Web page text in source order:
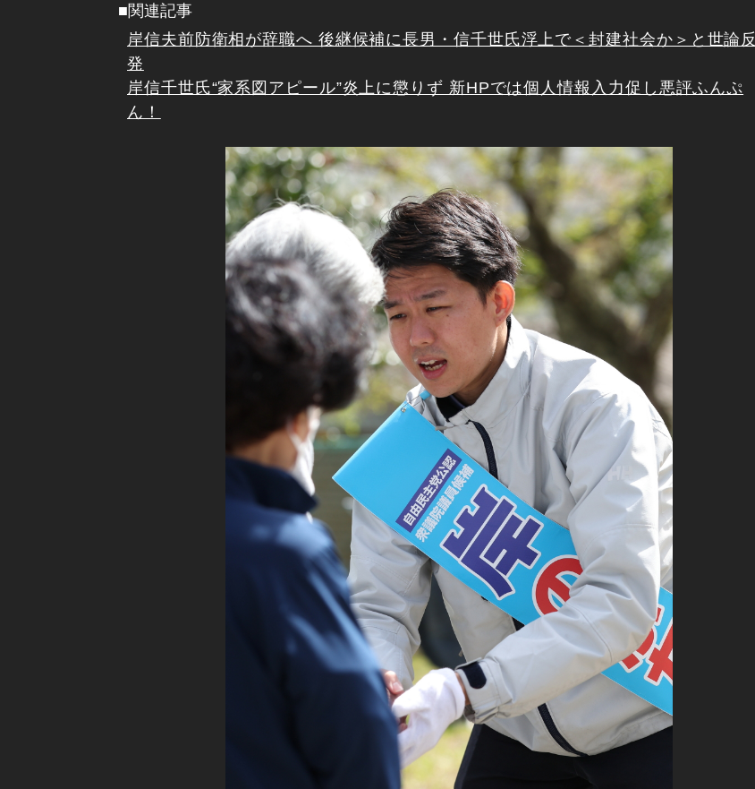
■関連記事
岸信夫前防衛相が辞職へ 後継候補に長男・信千世氏浮上で＜封建社会か＞と世論反
発
岸信千世氏“家系図アピール”炎上に懲りず 新HPでは個人情報入力促し悪評ふんぷ
ん！